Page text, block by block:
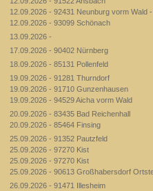
12.09.2026 - 92431 Neunburg vorm Wald
12.09.2026 - 93099 Schönach
13.09.2026 -
17.09.2026 - 90402 Nürnberg
18.09.2026 - 85131 Pollenfeld
19.09.2026 - 91281 Thurndorf
19.09.2026 - 91710 Gunzenhausen
19.09.2026 - 94529 Aicha vorm Wald
20.09.2026 - 83435 Bad Reichenhall
20.09.2026 - 85464 Finsing
25.09.2026 - 91352 Pautzfeld
25.09.2026 - 97270 Kist
25.09.2026 - 97270 Kist
25.09.2026 - 90613 Großhabersdorf
26.09.2026 - 91471 Illesheim